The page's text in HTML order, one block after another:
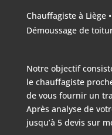
Chauffagiste à Liège•
Démoussage de
Notre objectif
le chauffagiste
de vous fournir un
Après analyse de
jusqu’à 5 devis sur